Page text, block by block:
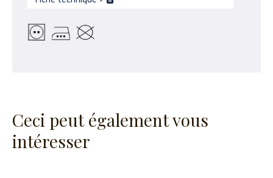
Ceci peut également vous
intéresser